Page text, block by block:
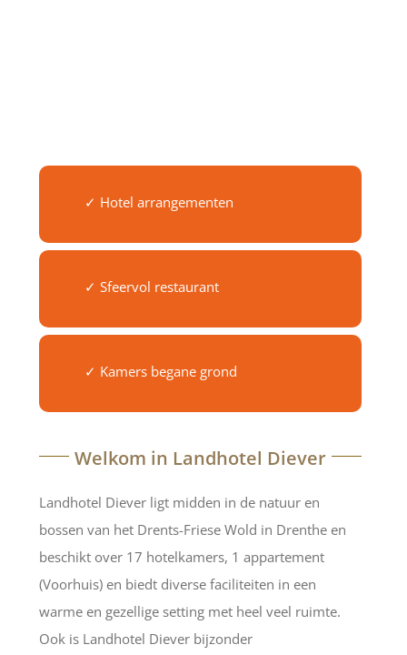
✓ Hotel arrangementen
✓ Sfeervol restaurant
✓ Kamers begane grond
Welkom in Landhotel Diever
Landhotel Diever ligt midden in de natuur en
bossen van het Drents-Friese Wold in Drenthe en
beschikt over 17 hotelkamers, 1 appartement
(Voorhuis) en biedt diverse faciliteiten in een
warme en gezellige setting met heel veel ruimte.
Ook is Landhotel Diever bijzonder